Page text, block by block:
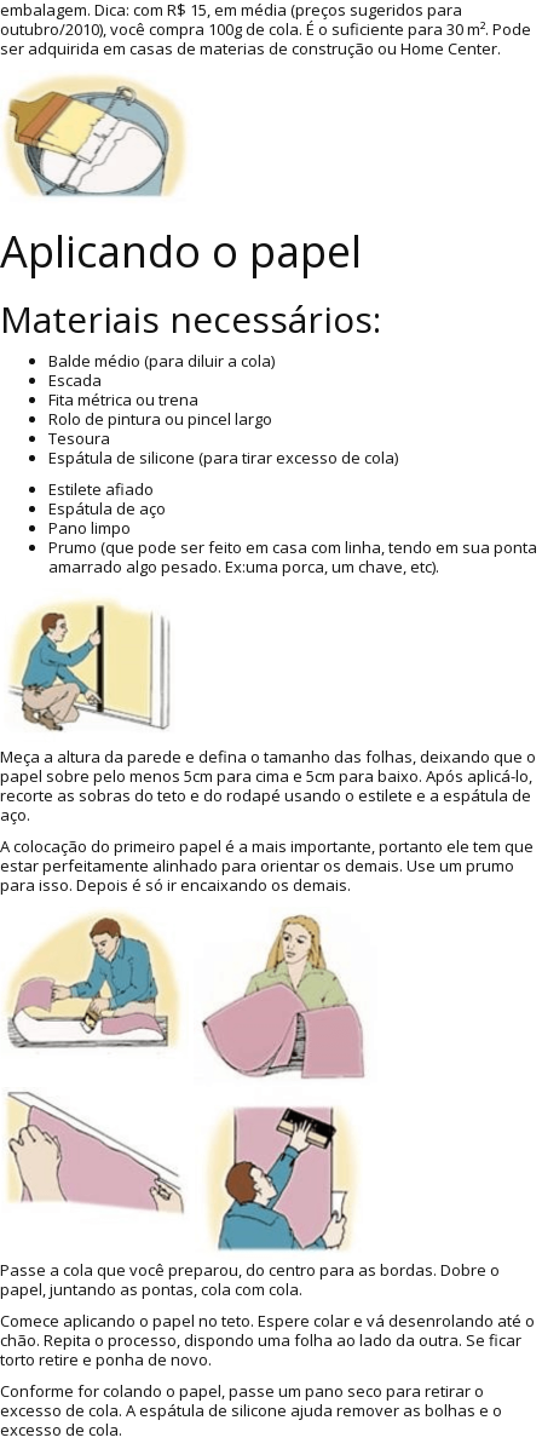
embalagem. Dica: com R$ 15, em média (preços sugeridos para
outubro/2010), você compra 100g de cola. É o suficiente para 30 m². Pode
ser adquirida em casas de materias de construção ou Home Center.
Aplicando o papel
Materiais necessários:
Balde médio (para diluir a cola)
Escada
Fita métrica ou trena
Rolo de pintura ou pincel largo
Tesoura
Espátula de silicone (para tirar excesso de cola)
Estilete afiado
Espátula de aço
Pano limpo
Prumo (que pode ser feito em casa com linha, tendo em sua ponta
amarrado algo pesado. Ex:uma porca, um chave, etc).
Meça a altura da parede e defina o tamanho das folhas, deixando que o
papel sobre pelo menos 5cm para cima e 5cm para baixo. Após aplicá-lo,
recorte as sobras do teto e do rodapé usando o estilete e a espátula de
aço.
A colocação do primeiro papel é a mais importante, portanto ele tem que
estar perfeitamente alinhado para orientar os demais. Use um prumo
para isso. Depois é só ir encaixando os demais.
Passe a cola que você preparou, do centro para as bordas. Dobre o
papel, juntando as pontas, cola com cola.
Comece aplicando o papel no teto. Espere colar e vá desenrolando até o
chão. Repita o processo, dispondo uma folha ao lado da outra. Se ficar
torto retire e ponha de novo.
Conforme for colando o papel, passe um pano seco para retirar o
excesso de cola. A espátula de silicone ajuda remover as bolhas e o
excesso de cola.